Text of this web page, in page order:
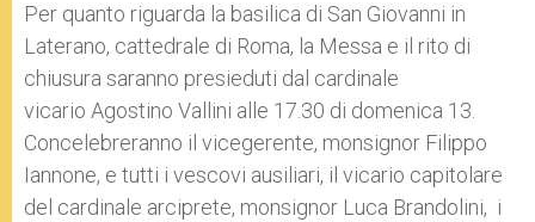
Per quanto riguarda la basilica di San Giovanni in
Laterano, cattedrale di Roma, la Messa e il rito di
chiusura saranno presieduti dal cardinale
vicario Agostino Vallini alle 17.30 di domenica 13.
Concelebreranno il vicegerente, monsignor Filippo
Iannone, e tutti i vescovi ausiliari, il vicario capitolare
del cardinale arciprete, monsignor Luca Brandolini, i